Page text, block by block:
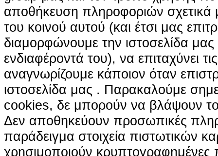
αποθήκευση πληροφοριών σχετικά
του κοινού αυτού (και έτσι μας
διαμορφώνουμε την ιστοσελίδα
ενδιαφέροντά του), να επιταχύνει
αναγνωρίζουμε κάποιον όταν
ιστοσελίδα μας . Παρακαλούμε
cookies, δε μπορούν να βλάψουν
Δεν αποθηκεύουν προσωπικές
παράδειγμα στοιχεία πιστωτικών
χρησιμοποιούν κρυπτογραφημένες